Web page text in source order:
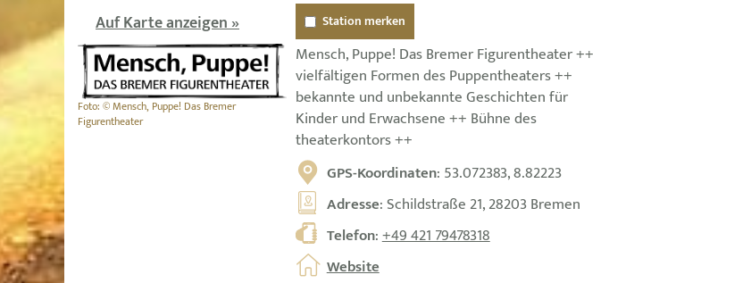
Auf Karte anzeigen »
Foto: © Mensch, Puppe! Das Bremer
Figurentheater
Station merken
Mensch, Puppe! Das Bremer Figurentheater ++
vielfältigen Formen des Puppentheaters ++
bekannte und unbekannte Geschichten für
Kinder und Erwachsene ++ Bühne des
theaterkontors ++
GPS-Koordinaten: 53.072383, 8.82223
Adresse: Schildstraße 21, 28203 Bremen
Telefon:+49 421 79478318
Website